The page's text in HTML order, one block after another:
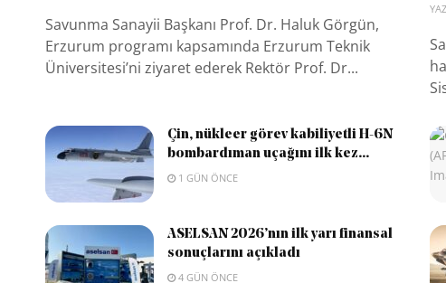
Savunma Sanayii Başkanı Prof. Dr. Haluk Görgün,
Erzurum programı kapsamında Erzurum Teknik
Üniversitesi’ni ziyaret ederek Rektör Prof. Dr...
Çin, nükleer görev kabiliyetli H-6N
bombardıman uçağını ilk kez...
1 GÜN ÖNCE
ASELSAN 2026’nın ilk yarı finansal
sonuçlarını açıkladı
4 GÜN ÖNCE